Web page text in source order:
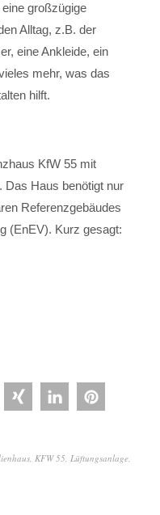
großzügige
Alltag, z.B. der
eine Ankleide, ein
mehr, was das
hilft.
KfW 55 mit
Das Haus benötigt nur
Referenzgebäudes
(EnEV). Kurz gesagt:
, KFW 55, Lüftungsanlage,